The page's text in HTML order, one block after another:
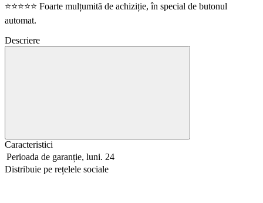
⭐️⭐️⭐️⭐️⭐️ Foarte mulțumită de achiziție, în special de butonul
automat.
Descriere
Caracteristici
Perioada de garanție, luni. 24
Distribuie pe rețelele sociale